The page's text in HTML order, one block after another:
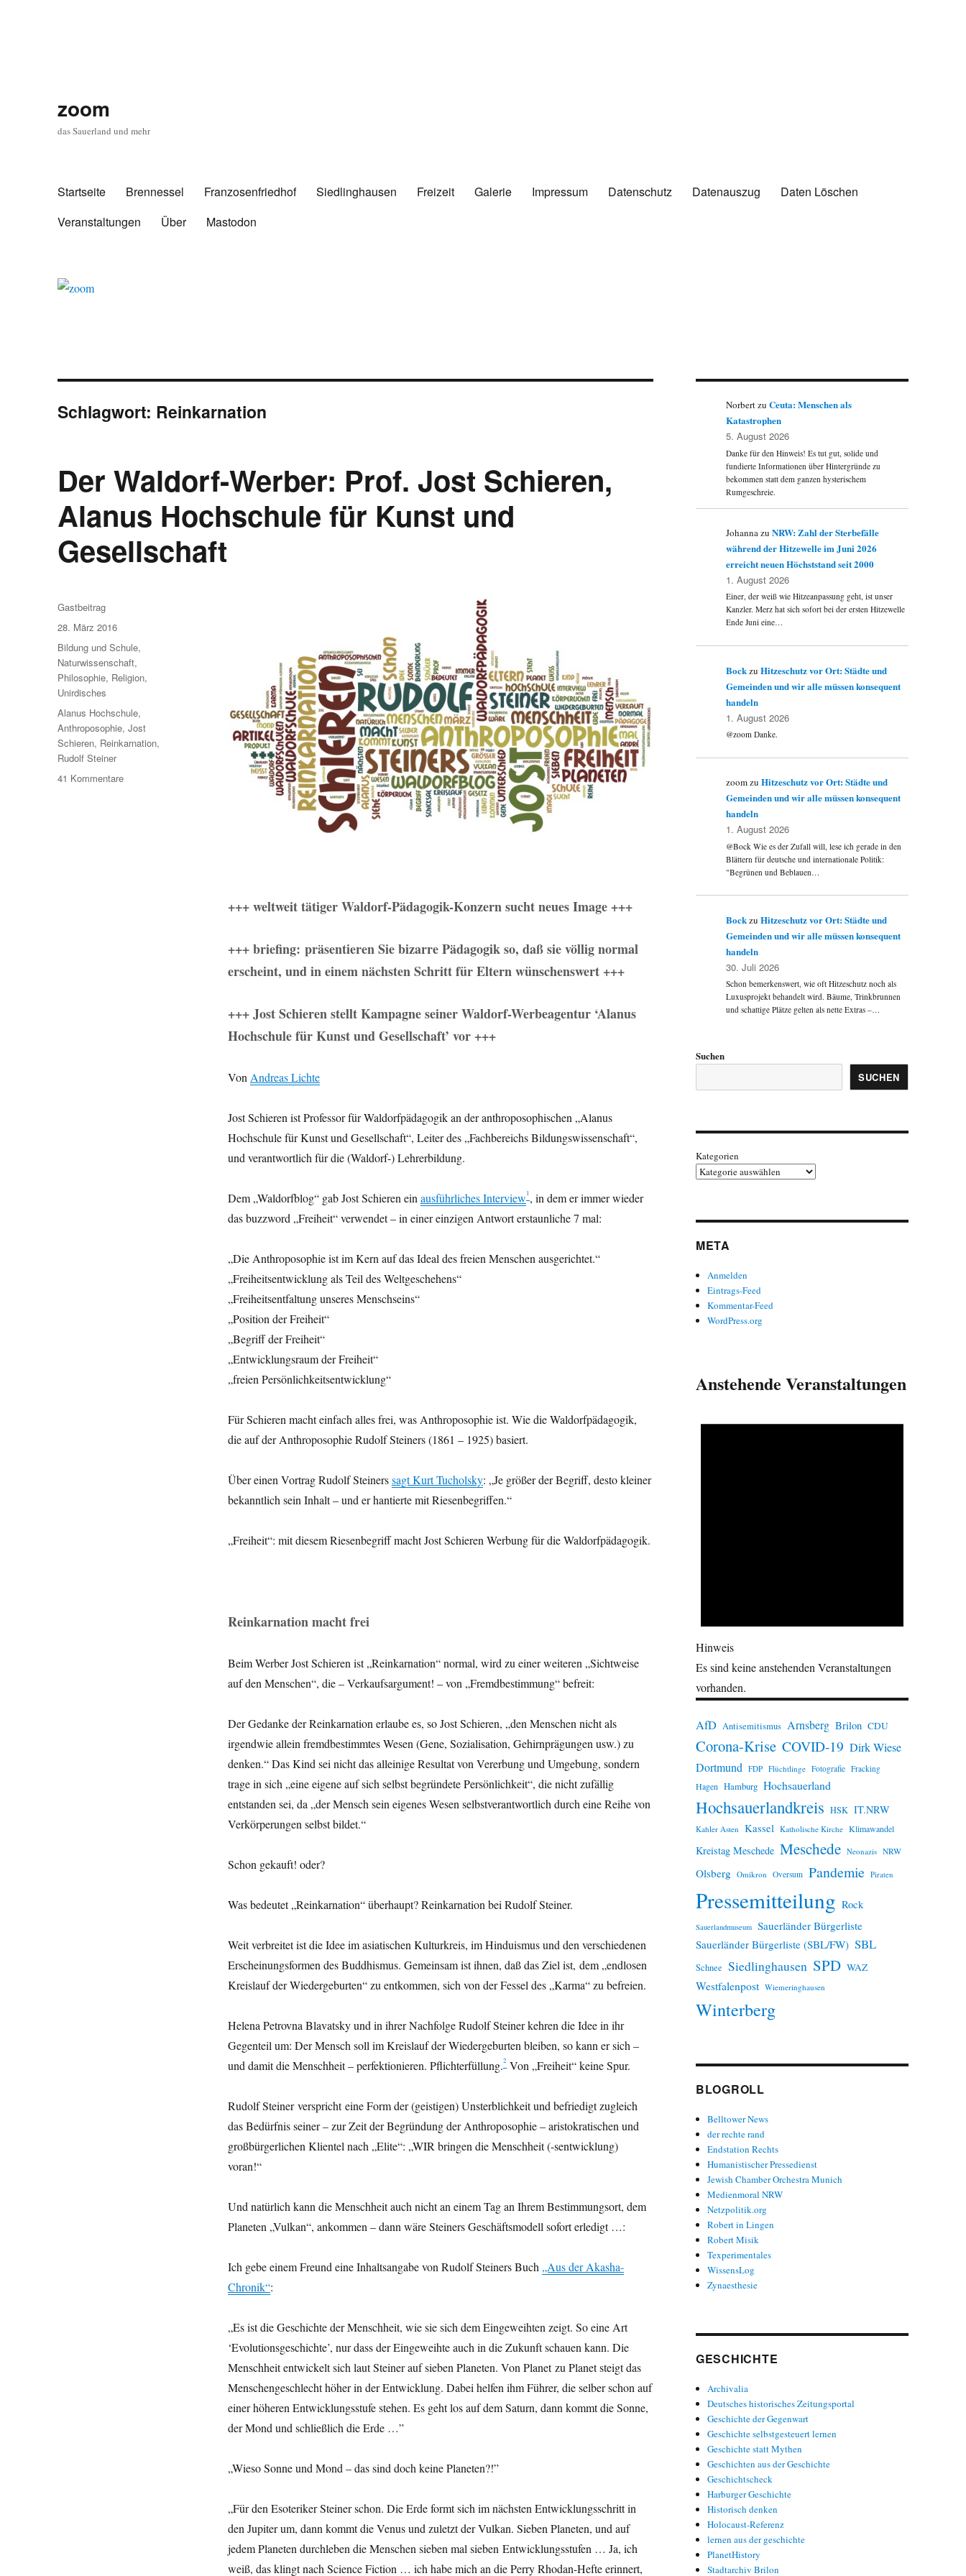
zoom
das Sauerland und mehr
Startseite Brennessel Franzosenfriedhof Siedlinghausen Freizeit Galerie Impressum Datenschutz Datenauszug
Daten Löschen
Veranstaltungen
Über Mastodon
Schlagwort: Reinkarnation
Der Waldorf-Werber: Prof. Jost Schieren,
Alanus Hochschule für Kunst und
Gesellschaft
+++ weltweit tätiger Waldorf-Pädagogik-Konzern sucht neues Image +++
+++ briefing: präsentieren Sie bizarre Pädagogik so, daß sie völlig normal
erscheint, und in einem nächsten Schritt für Eltern wünschenswert +++
+++ Jost Schieren stellt Kampagne seiner Waldorf-Werbeagentur ‘Alanus
Hochschule für Kunst und Gesellschaft’ vor +++
Von Andreas Lichte
Jost Schieren ist Professor für Waldorfpädagogik an der anthroposophischen „Alanus
Hochschule für Kunst und Gesellschaft“, Leiter des „Fachbereichs Bildungswissenschaft“,
und verantwortlich für die (Waldorf-) Lehrerbildung.
Dem „Waldorfblog“ gab Jost Schieren ein ausführliches Interview1, in dem er immer wieder
das buzzword „Freiheit“ verwendet – in einer einzigen Antwort erstaunliche 7 mal:
„Die Anthroposophie ist im Kern auf das Ideal des freien Menschen ausgerichtet.“
„Freiheitsentwicklung als Teil des Weltgeschehens“
„Freiheitsentfaltung unseres Menschseins“
„Position der Freiheit“
„Begriff der Freiheit“
„Entwicklungsraum der Freiheit“
„freien Persönlichkeitsentwicklung“
Für Schieren macht einfach alles frei, was Anthroposophie ist. Wie die Waldorfpädagogik,
die auf der Anthroposophie Rudolf Steiners (1861 – 1925) basiert.
Über einen Vortrag Rudolf Steinerssagt Kurt Tucholsky: „Je größer der Begriff, desto kleiner
bekanntlich sein Inhalt – und er hantierte mit Riesenbegriffen.“
„Freiheit“: mit diesem Riesenbegriff macht Jost Schieren Werbung für die Waldorfpädagogik.
Reinkarnation macht frei
Beim Werber Jost Schieren ist „Reinkarnation“ normal, wird zu einer weiteren „Sichtweise
auf den Menschen“, die – Verkaufsargument! – von „Fremdbestimmung“ befreit:
Der Gedanke der Reinkarnation erlaube es, so Jost Schieren, „den Menschen nicht als
irgendwie allein fremdbestimmtes Wesen (Gene, Sozialisation, Gehirnprägungen usw.) zu
denken.“ Das Kind sei nicht das alleinige Resultat von Vererbung und Umgebung, sondern
trage in sich „eine eigene auf sich selbst begründete Persönlichkeit“, die nicht zufällig
entstanden sei, da „der Mensch sein eigenes Wesen selbstverantwortlich durch eine Reihe von
Verkörperungen selbst bildet.“
Schon gekauft! oder?
Was bedeutet „Reinkarnation“ überhaupt? Reinkarnation bei Rudolf Steiner.
Weit verbreitet ist die Idee im asiatischen Kulturkreis, im Hinduismus und den verschiedenen
Erscheinungsformen des Buddhismus. Gemeinsam ist ihnen, daß das Ziel ist, dem „endlosen
Kreislauf der Wiedergeburten“ zu entkommen, sich von der Fessel des „Karma“ zu befreien.
Helena Petrovna Blavatsky und in ihrer Nachfolge Rudolf Steiner kehren die Idee in ihr
Gegenteil um: Der Mensch soll im Kreislauf der Wiedergeburten bleiben, so kann er sich –
und damit die Menschheit – perfektionieren. Pflichterfüllung.2Von „Freiheit“ keine Spur.
Rudolf Steiner verspricht eine Form der (geistigen) Unsterblichkeit und befriedigt zugleich
das Bedürfnis seiner – zur Zeit der Begründung der Anthroposophie – aristokratischen und
großbürgerlichen Klientel nach „Elite“: „WIR bringen die Menschheit (-sentwicklung)
voran!“
Und natürlich kann die Menschheit auch nicht an einem Tag an Ihrem Bestimmungsort, dem
Planeten „Vulkan“, ankommen – dann wäre Steiners Geschäftsmodell sofort erledigt …:
Ich gebe einem Freund eine Inhaltsangabe von Rudolf Steiners Buch „Aus der Akasha-
Chronik“:
„Es ist die Geschichte der Menschheit, wie sie sich dem Eingeweihten zeigt. So eine Art
‘Evolutionsgeschichte’, nur dass der Eingeweihte auch in die Zukunft schauen kann. Die
Menschheit entwickelt sich laut Steiner auf sieben Planeten. Von Planet zu Planet steigt das
Menschengeschlecht höher in der Entwicklung. Dabei helfen ihm Führer, die selber schon auf
einer höheren Entwicklungsstufe stehen. Es geht los auf dem Saturn, dann kommt die Sonne,
der Mond und schließlich die Erde …”
„Wieso Sonne und Mond – das sind doch keine Planeten?!”
„Für den Esoteriker Steiner schon. Die Erde formt sich im nächsten Entwicklungsschritt in
den Jupiter um, dann kommt die Venus und zuletzt der Vulkan. Sieben Planeten, und auf
jedem Planeten durchleben die Menschen sieben mal sieben Entwicklungsstufen … Ja, ich
weiß, das klingt nach Science Fiction … ich habe mich an die Perry Rhodan-Hefte erinnert,
Autor
Gastbeitrag
Veröffentlicht
am
28. März 2016
Kategorien
Bildung und Schule,
Naturwissenschaft,
Philosophie, Religion,
Unirdisches
Schlagwörter
Alanus Hochschule,
Anthroposophie,Jost
Schieren, Reinkarnation,
Rudolf Steiner
41 Kommentarezu
NorbertzuCeuta: Menschen als
Katastrophen
5. August 2026
Danke für den Hinweis! Es tut gut, solide und
fundierte Informationen über Hintergründe zu
bekommen statt dem ganzen hysterischem
Rumgeschreie.
JohannazuNRW: Zahl der Sterbefälle
während der Hitzewelle im Juni 2026
erreicht neuen Höchststand seit 2000
1. August 2026
Einer, der weiß wie Hitzeanpassung geht, ist unser
Kanzler. Merz hat sich sofort bei der ersten Hitzewelle
Ende Juni eine…
BockzuHitzeschutz vor Ort: Städte und
Gemeinden und wir alle müssen konsequent
handeln
1. August 2026
@zoom Danke.
zoomzuHitzeschutz vor Ort: Städte und
Gemeinden und wir alle müssen konsequent
handeln
1. August 2026
@Bock Wie es der Zufall will, lese ich gerade in den
Blättern für deutsche und internationale Politik:
"Begrünen und Beblauen…
BockzuHitzeschutz vor Ort: Städte und
Gemeinden und wir alle müssen konsequent
handeln
30. Juli 2026
Schon bemerkenswert, wie oft Hitzeschutz noch als
Luxusprojekt behandelt wird. Bäume, Trinkbrunnen
und schattige Plätze gelten als nette Extras –…
Suchen
SUCHEN
Kategorien
META
Anmelden
Eintrags-Feed
Kommentar-Feed
WordPress.org
Anstehende Veranstaltungen
Hinweis
Es sind keine anstehenden Veranstaltungen
vorhanden.
AfD Antisemitismus Arnsberg Brilon CDU
Corona-Krise COVID-19 Dirk Wiese
Dortmund FDP Flüchtlinge Fotografie Fracking
Hagen Hamburg Hochsauerland
Hochsauerlandkreis HSK IT.NRW
Kahler Asten Kassel Katholische Kirche Klimawandel
Kreistag Meschede Meschede Neonazis NRW
Olsberg Omikron Oversum Pandemie Piraten
Pressemitteilung Rock
Sauerlandmuseum Sauerländer Bürgerliste
Sauerländer Bürgerliste (SBL/FW) SBL
Schnee Siedlinghausen SPD WAZ
Westfalenpost Wiemeringhausen
Winterberg
BLOGROLL
Belltower News
der rechte rand
Endstation Rechts
Humanistischer Pressedienst
Jewish Chamber Orchestra Munich
Medienmoral NRW
Netzpolitik.org
Robert in Lingen
Robert Misik
Texperimentales
WissensLog
Zynaesthesie
GESCHICHTE
Archivalia
Deutsches historisches Zeitungsportal
Geschichte der Gegenwart
Geschichte selbstgesteuert lernen
Geschichte statt Mythen
Geschichten aus der Geschichte
Geschichtscheck
Harburger Geschichte
Historisch denken
Holocaust-Referenz
lernen aus der geschichte
PlanetHistory
Stadtarchiv Brilon